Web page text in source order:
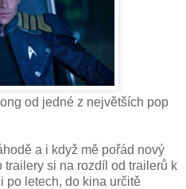
od jedné z největších pop
a i když mě pořád nový
trailery si na rozdíl od trailerů k
po letech, do kina určitě